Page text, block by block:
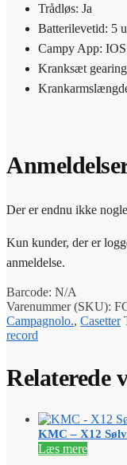
Trådløs: Ja
Batterilevetid: 5
Campy App:
Kranksæt
Der er endnu ikke
Kun kunder, der er
anmeldelse.
Barcode: N/A
Varenummer (SKU):
Campagnolo., Casetter
record
Relaterede
KMC – X12
Læs mere